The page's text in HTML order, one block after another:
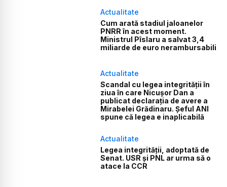
Actualitate
Cum arată stadiul jaloanelor
PNRR în acest moment.
Ministrul Pîslaru a salvat 3,4
miliarde de euro nerambursabili
Actualitate
Scandal cu legea integrității în
ziua în care Nicușor Dan a
publicat declarația de avere a
Mirabelei Grădinaru. Șeful ANI
spune că legea e inaplicabilă
Actualitate
Legea integrității, adoptată de
Senat. USR și PNL ar urma să o
atace la CCR